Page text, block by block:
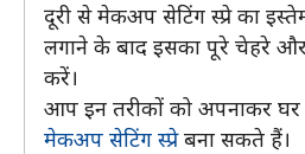
दूरी से मेकअप सेटिंग स्प्रे का
लगाने के बाद इसका पूरे चेहरे और
करें।
आप इन तरीकों को अपनाकर
मेकअप सेटिंग स्प्रेबना सकते हैं।